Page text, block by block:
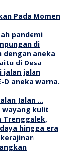
Pada Momen
Jalan …